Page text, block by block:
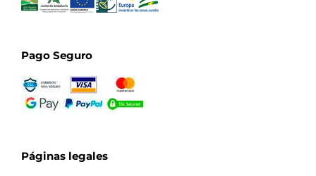
Pago Seguro
Páginas legales